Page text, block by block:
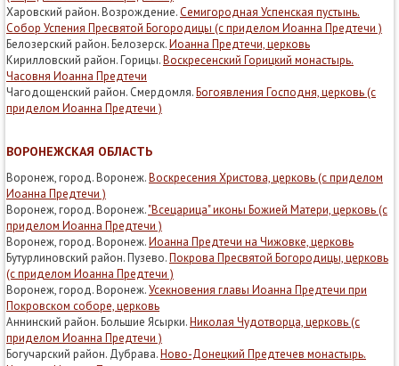
Харовский район. Возрождение.Семигородная Успенская пустынь.
Собор Успения Пресвятой Богородицы (с приделом Иоанна Предтечи )
Белозерский район. Белозерск.Иоанна Предтечи, церковь
Кирилловский район. Горицы.Воскресенский Горицкий монастырь.
Часовня Иоанна Предтечи
Чагодощенский район. Смердомля.Богоявления Господня, церковь (с
приделом Иоанна Предтечи )
ВОРОНЕЖСКАЯ ОБЛАСТЬ
Воронеж, город. Воронеж.Воскресения Христова, церковь (с приделом
Иоанна Предтечи )
Воронеж, город. Воронеж."Всецарица" иконы Божией Матери, церковь (с
приделом Иоанна Предтечи )
Воронеж, город. Воронеж.Иоанна Предтечи на Чижовке, церковь
Бутурлиновский район. Пузево.Покрова Пресвятой Богородицы, церковь
(с приделом Иоанна Предтечи )
Воронеж, город. Воронеж.Усекновения главы Иоанна Предтечи при
Покровском соборе, церковь
Аннинский район. Большие Ясырки.Николая Чудотворца, церковь (с
приделом Иоанна Предтечи )
Богучарский район. Дубрава.Ново-Донецкий Предтечев монастырь.